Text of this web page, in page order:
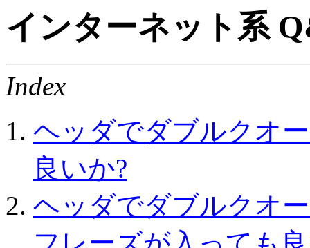
インターネット系
Index
ヘッダでダブルクオ
良いか?
ヘッダでダブルクオ